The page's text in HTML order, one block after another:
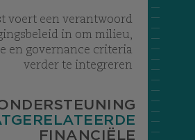
voert een verantwoord
in om milieu,
en governance criteria
verder te integreren
FINANCIËLE